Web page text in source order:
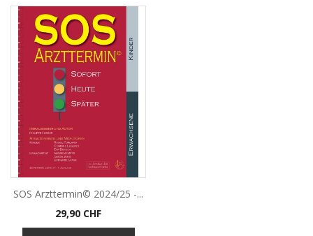
SOS Arzttermin© 2024/25 -...
Prix
29,90 CHF